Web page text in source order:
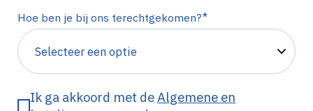
Hoe ben je bij ons terechtgekomen?*
Ik ga akkoord met de Algemene en